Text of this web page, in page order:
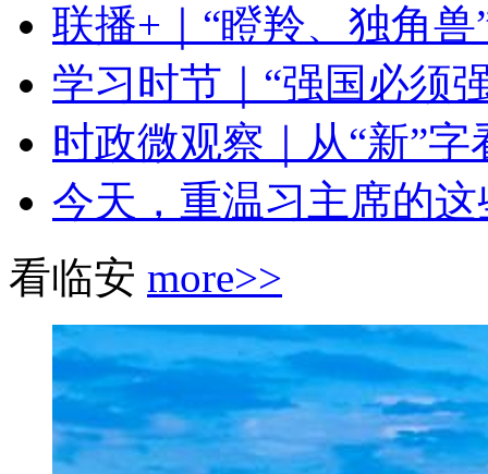
联播+｜“瞪羚、独角
学习时节｜“强国必须
时政微观察｜从“新”
今天，重温习主席的
看临安 more>>